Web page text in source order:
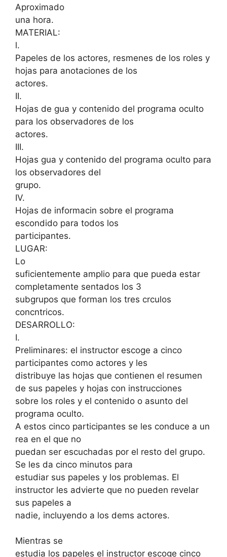
Aproximado
una hora.
MATERIAL:
l.
Papeles de los actores, resmenes de los roles y
hojas para anotaciones de los
actores.
II.
Hojas de gua y contenido del programa oculto
para los observadores de los
actores.
III.
Hojas gua y contenido del programa oculto para
los observadores del
grupo.
IV.
Hojas de informacin sobre el programa
escondido para todos los
participantes.
LUGAR:
Lo
suficientemente amplio para que pueda estar
completamente sentados los 3
subgrupos que forman los tres crculos
concntricos.
DESARROLLO:
I.
Preliminares: el instructor escoge a cinco
participantes como actores y les
distribuye las hojas que contienen el resumen
de sus papeles y hojas con instrucciones
sobre los roles y el contenido o asunto del
programa oculto.
A estos cinco participantes se les conduce a un
rea en el que no
puedan ser escuchadas por el resto del grupo.
Se les da cinco minutos para
estudiar sus papeles y los problemas. El
instructor les advierte que no pueden revelar
sus papeles a
nadie, incluyendo a los dems actores.
Mientras se
estudia los papeles el instructor escoge cinco